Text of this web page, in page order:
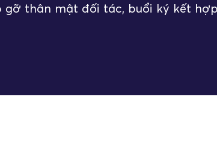
gỡ thân mật đối tác, buổi ký kết